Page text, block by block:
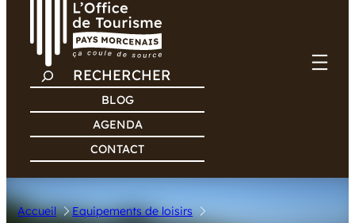
C
H
R
C
H
BLOG
AGENDA
CONTACT
Accueil
Equipements de loisirs